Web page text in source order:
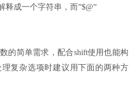
释成一个字符串，而”$@”
的简单需求，配合shift使用也能构
复杂选项时建议用下面的两种方